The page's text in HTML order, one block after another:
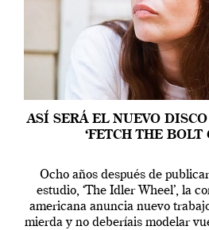
ASÍ SERÁ EL NUEVO
‘FETCH THE BOLT
Ocho años después de
estudio, ‘The Idler Wheel’, la
americana anuncia nuevo
mierda y no deberíais modelar